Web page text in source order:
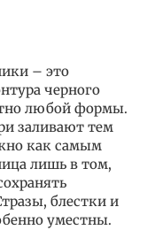
– это
черного
любой формы.
заливают тем
как самым
лишь в том,
блестки и
уместны.